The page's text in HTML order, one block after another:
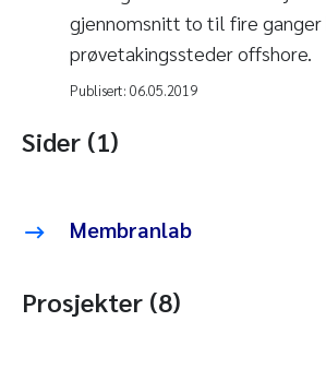
gjennomsnitt to til fire ganger
prøvetakingssteder offshore.
Publisert: 06.05.2019
Sider (1)
Membranlab
Prosjekter (8)